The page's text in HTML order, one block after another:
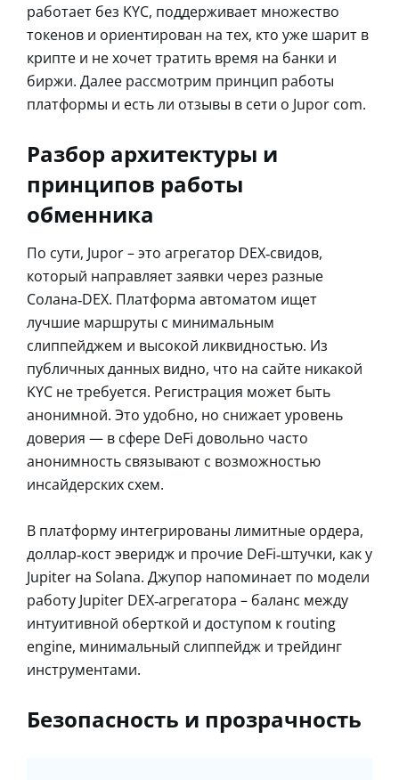
работает без KYC, поддерживает множество
токенов и ориентирован на тех, кто уже шарит в
крипте и не хочет тратить время на банки и
биржи. Далее рассмотрим принцип работы
платформы и есть ли отзывы в сети о Jupor com.
Разбор архитектуры и
принципов работы
обменника
По сути, Jupor – это агрегатор DEX‑свидов,
который направляет заявки через разные
Солана‑DEX. Платформа автоматом ищет
лучшие маршруты с минимальным
слиппейджем и высокой ликвидностью. Из
публичных данных видно, что на сайте никакой
KYC не требуется. Регистрация может быть
анонимной. Это удобно, но снижает уровень
доверия — в сфере DeFi довольно часто
анонимность связывают с возможностью
инсайдерских схем.
В платформу интегрированы лимитные ордера,
доллар‑кост эверидж и прочие DeFi‑штучки, как у
Jupiter на Solana. Джупор напоминает по модели
работу Jupiter DEX‑агрегатора – баланс между
интуитивной оберткой и доступом к routing
engine, минимальный слиппейдж и трейдинг
инструментами.
Безопасность и прозрачность